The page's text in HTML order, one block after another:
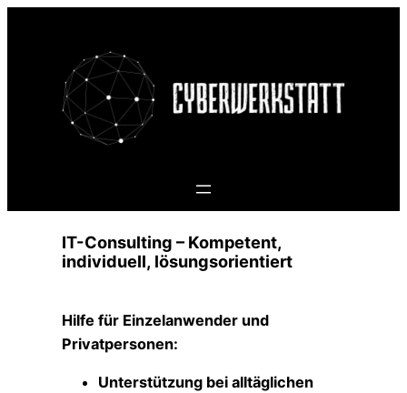
IT-Consulting – Kompetent,
individuell, lösungsorientiert
Hilfe für Einzelanwender und
Privatpersonen:
Unterstützung bei alltäglichen